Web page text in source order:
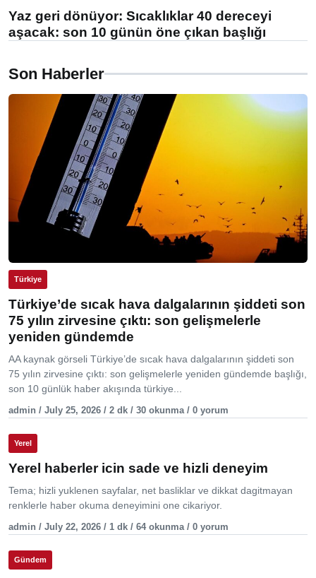
Yaz geri dönüyor: Sıcaklıklar 40 dereceyi
aşacak: son 10 günün öne çıkan başlığı
Son Haberler
Türkiye
Türkiye’de sıcak hava dalgalarının şiddeti son
75 yılın zirvesine çıktı: son gelişmelerle
yeniden gündemde
AA kaynak görseli Türkiye’de sıcak hava dalgalarının şiddeti son
75 yılın zirvesine çıktı: son gelişmelerle yeniden gündemde başlığı,
son 10 günlük haber akışında türkiye...
admin / July 25, 2026 / 2 dk / 30 okunma / 0 yorum
Yerel
Yerel haberler icin sade ve hizli deneyim
Tema; hizli yuklenen sayfalar, net basliklar ve dikkat dagitmayan
renklerle haber okuma deneyimini one cikariyor.
admin / July 22, 2026 / 1 dk / 64 okunma / 0 yorum
Gündem